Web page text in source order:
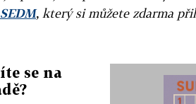
, který si můžete zdarma
se na